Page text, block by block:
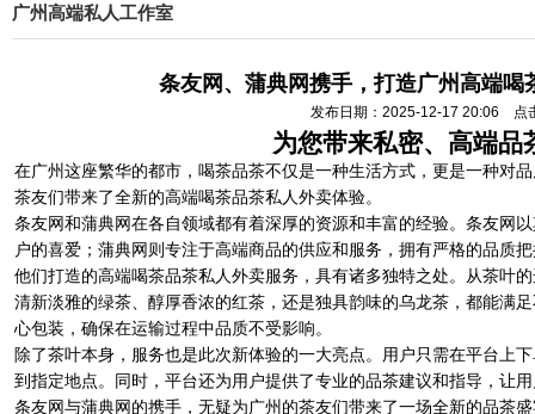
广州高端私人工作室
条友网、蒲典网携手，打造广州高端喝
发布日期：2025-12-17 20:06 点
为您带来私密、高端品
在广州这座繁华的都市，喝茶品茶不仅是一种生活方式，更是一种对
茶友们带来了全新的高端喝茶品茶私人外卖体验。
条友网和蒲典网在各自领域都有着深厚的资源和丰富的经验。条友网
户的喜爱；蒲典网则专注于高端商品的供应和服务，拥有严格的品质
他们打造的高端喝茶品茶私人外卖服务，具有诸多独特之处。从茶叶
清新淡雅的绿茶、醇厚香浓的红茶，还是独具韵味的乌龙茶，都能满
心包装，确保在运输过程中品质不受影响。
除了茶叶本身，服务也是此次新体验的一大亮点。用户只需在平台上
到指定地点。同时，平台还为用户提供了专业的品茶建议和指导，让
条友网与蒲典网的携手，无疑为广州的茶友们带来了一场全新的品茶